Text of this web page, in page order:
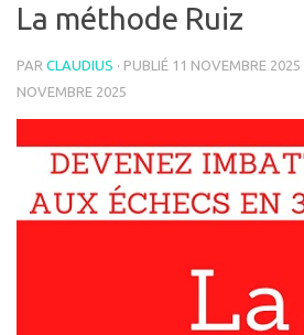
La méthode Ruiz
PAR CLAUDIUS · PUBLIÉ 11 NOVEMBRE 2025
NOVEMBRE 2025